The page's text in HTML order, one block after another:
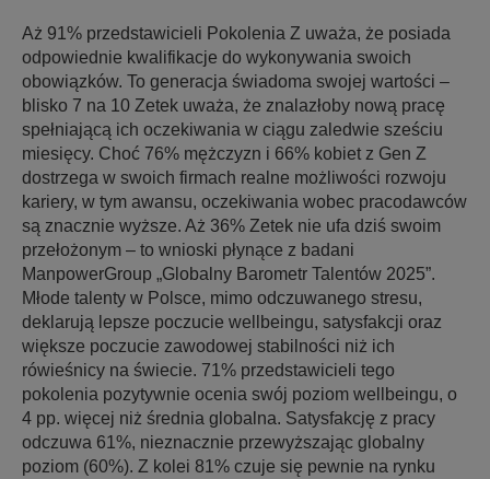
Aż 91% przedstawicieli Pokolenia Z uważa, że posiada
odpowiednie kwalifikacje do wykonywania swoich
obowiązków. To generacja świadoma swojej wartości –
blisko 7 na 10 Zetek uważa, że znalazłoby nową pracę
spełniającą ich oczekiwania w ciągu zaledwie sześciu
miesięcy. Choć 76% mężczyzn i 66% kobiet z Gen Z
dostrzega w swoich firmach realne możliwości rozwoju
kariery, w tym awansu, oczekiwania wobec pracodawców
są znacznie wyższe. Aż 36% Zetek nie ufa dziś swoim
przełożonym – to wnioski płynące z badani
ManpowerGroup „Globalny Barometr Talentów 2025”.
Młode talenty w Polsce, mimo odczuwanego stresu,
deklarują lepsze poczucie wellbeingu, satysfakcji oraz
większe poczucie zawodowej stabilności niż ich
rówieśnicy na świecie. 71% przedstawicieli tego
pokolenia pozytywnie ocenia swój poziom wellbeingu, o
4 pp. więcej niż średnia globalna. Satysfakcję z pracy
odczuwa 61%, nieznacznie przewyższając globalny
poziom (60%). Z kolei 81% czuje się pewnie na rynku